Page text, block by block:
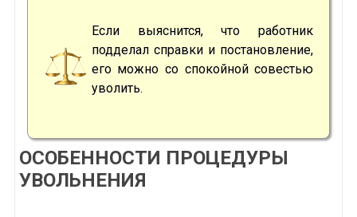
Если выяснится, что работник
подделал справки и постановление,
его можно со спокойной совестью
уволить.
ОСОБЕННОСТИ ПРОЦЕДУРЫ
УВОЛЬНЕНИЯ